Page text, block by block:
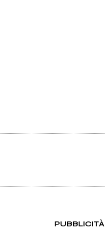
PUBBLICITÀ